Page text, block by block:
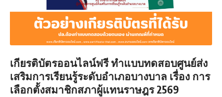
เกียรติบัตรออนไลน์ฟรี ทำแบบทดสอบศูนย์ส่ง
เสริมการเรียนรู้ระดับอำเภอบางบาล เรื่อง การ
เลือกตั้งสมาชิกสภาผู้แทนราษฎร 2569